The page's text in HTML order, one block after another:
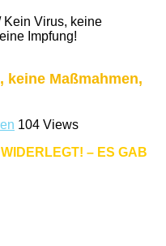
Kein Virus, keine
Impfung!
keine Maßmahmen,
104 Views
– ES GAB